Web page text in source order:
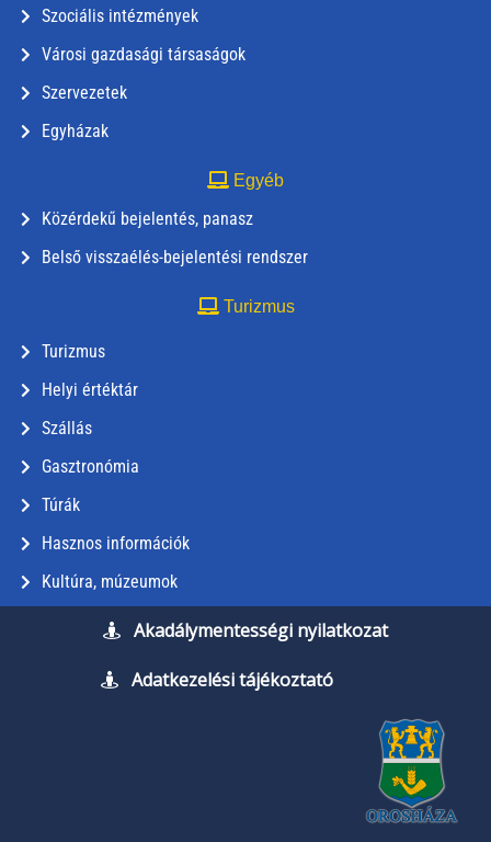
Szociális intézmények
Városi gazdasági társaságok
Szervezetek
Egyházak
Egyéb
Közérdekű bejelentés, panasz
Belső visszaélés-bejelentési rendszer
Turizmus
Turizmus
Helyi értéktár
Szállás
Gasztronómia
Túrák
Hasznos információk
Kultúra, múzeumok
Akadálymentességi nyilatkozat
Adatkezelési tájékoztató